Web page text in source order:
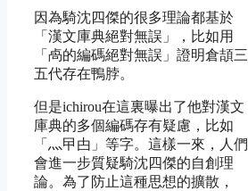
因為騎沈四傑的很多理論都基於
「漢文庫典絕對無誤」，比如用
「卨的編碼絕對無誤」證明倉頡三
五代存在鴨脖。
但是ichirou在這裏曝出了他對漢文
庫典的多個編碼存有疑慮，比如
「灬曱甴」等字。這樣一來，人們
會進一步質疑騎沈四傑的自創理
論。為了防止這種思想的擴散，